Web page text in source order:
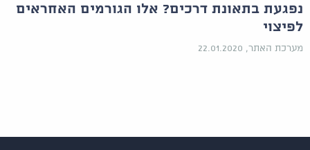
נפגעת בתאונת דרכים? אלו הגורמים האחראים
לפיצוי
מערכת האתר, 22.01.2020